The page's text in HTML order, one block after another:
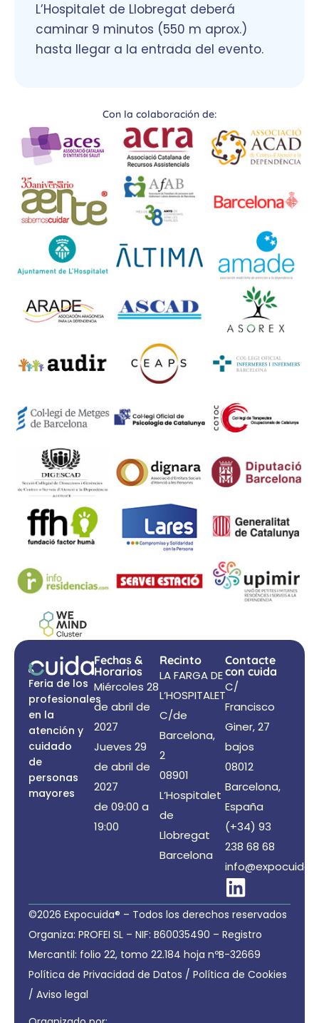
L’Hospitalet de Llobregat deberá
caminar 9 minutos (550 m aprox.)
hasta llegar a la entrada del evento.
Con la colaboración de:
Feria de los
profesionales
en la
atención y
cuidado
de
personas
mayores
Fechas &
Horarios
Miércoles 28
de abril de
2027
Jueves 29
de abril de
2027
de 09:00 a
19:00
Recinto
LA FARGA DE
L’HOSPITALET
C/de
Barcelona,
2
08901
L’Hospitalet
de
Llobregat
Barcelona
Contacte
con cuida
C/
Francisco
Giner, 27
bajos
08012
Barcelona,
España
(+34) 93
238 68 68
©2026 Expocuida® – Todos los derechos reservados
Organiza: PROFEI SL – NIF: B60035490 – Registro
Mercantil: folio 22, tomo 22.184 hoja nºB-32669
Política de Privacidad de Datos / Política de Cookies
/ Aviso legal